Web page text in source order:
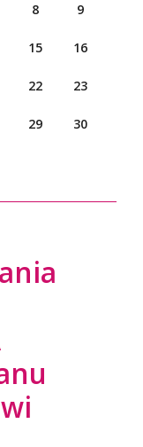
8 9
15 16
22 23
29 30